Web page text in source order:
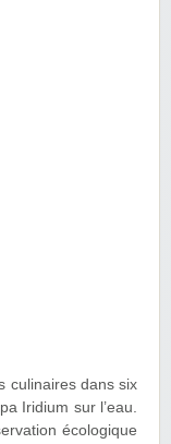
culinaires dans six
Iridium sur l’eau.
écologique